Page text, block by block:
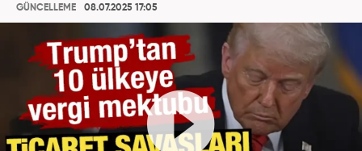
GÜNCELLEME
08.07.2025 17:05